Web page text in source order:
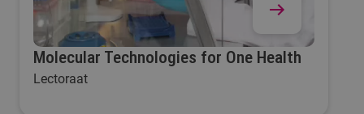
Molecular Technologies for One Health
Lectoraat